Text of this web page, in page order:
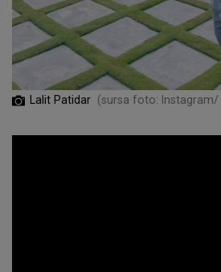
Lalit Patidar (sursa foto: Instagram/